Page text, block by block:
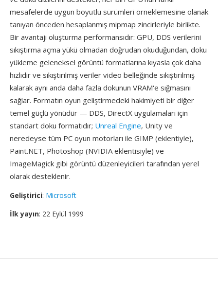
mesafelerde uygun boyutlu sürümleri örneklemesine olanak
tanıyan önceden hesaplanmış mipmap zincirleriyle birlikte.
Bir avantajı oluşturma performansıdır: GPU, DDS verilerini
sıkıştırma açma yükü olmadan doğrudan okuduğundan, doku
yükleme geleneksel görüntü formatlarına kıyasla çok daha
hızlıdır ve sıkıştırılmış veriler video belleğinde sıkıştırılmış
kalarak aynı anda daha fazla dokunun VRAM'e sığmasını
sağlar. Formatın oyun geliştirmedeki hakimiyeti bir diğer
temel güçlü yönüdür — DDS, DirectX uygulamaları için
standart doku formatıdır; Unreal Engine, Unity ve
neredeyse tüm PC oyun motorları ile GIMP (eklentiyle),
Paint.NET, Photoshop (NVIDIA eklentisiyle) ve
ImageMagick gibi görüntü düzenleyicileri tarafından yerel
olarak desteklenir.
Geliştirici: Microsoft
İlk yayın: 22 Eylül 1999